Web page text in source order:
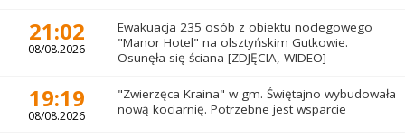
21:02
08/08.2026
Ewakuacja 235 osób z obiektu noclegowego
"Manor Hotel" na olsztyńskim Gutkowie.
Osunęła się ściana [ZDJĘCIA, WIDEO]
19:19
08/08.2026
"Zwierzęca Kraina" w gm. Świętajno wybudowała
nową kociarnię. Potrzebne jest wsparcie